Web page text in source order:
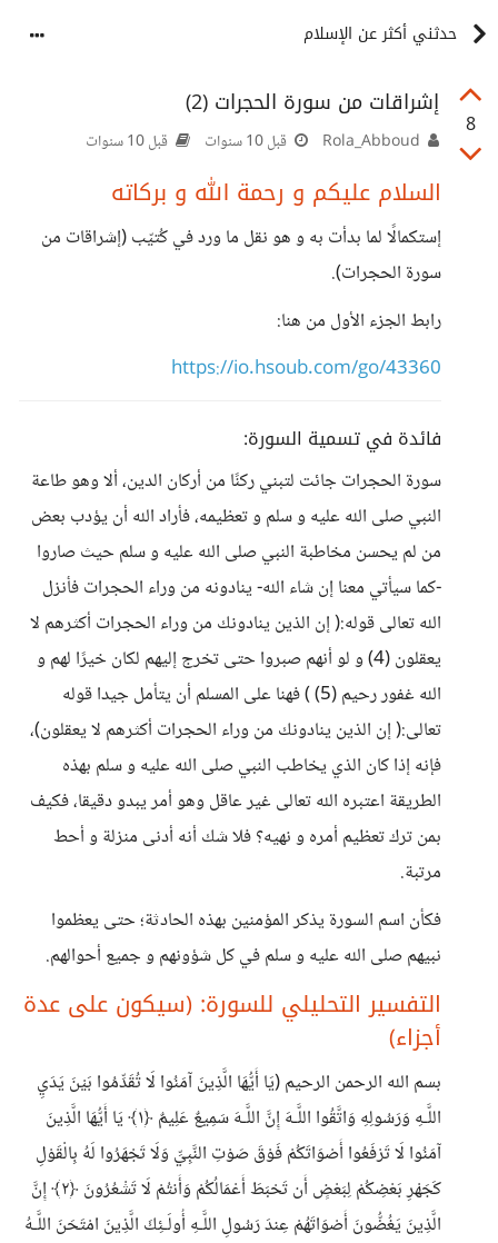
حدثني أكثر عن الإسلام
8
إشراقات من سورة الحجرات (2)
قبل 10 سنوات قبل 10 سنوات
السلام عليكم و رحمة الله و بركاته
إستكمالًا لما بدأت به و هو نقل ما ورد في كُتيّب (إشراقات من
سورة الحجرات).
رابط الجزء الأول من هنا:
https://io.hsoub.com/go/43360
فائدة في تسمية السورة:
سورة الحجرات جائت لتبني ركنًا من أركان الدين، ألا وهو طاعة
النبي صلى الله عليه و سلم و تعظيمه، فأراد الله أن يؤدب بعض
من لم يحسن مخاطبة النبي صلى الله عليه و سلم حيث صاروا
-كما سيأتي معنا إن شاء الله- ينادونه من وراء الحجرات فأنزل
الله تعالى قوله:( إن الذين ينادونك من وراء الحجرات أكثرهم لا
يعقلون (4) و لو أنهم صبروا حتى تخرج إليهم لكان خيرًا لهم و
الله غفور رحيم (5) ) فهنا على المسلم أن يتأمل جيدا قوله
تعالى:( إن الذين ينادونك من وراء الحجرات أكثرهم لا يعقلون)،
فإنه إذا كان الذي يخاطب النبي صلى الله عليه و سلم بهذه
الطريقة اعتبره الله تعالى غير عاقل وهو أمر يبدو دقيقا، فكيف
بمن ترك تعظيم أمره و نهيه؟ فلا شك أنه أدنى منزلة و أحط
مرتبة.
فكأن اسم السورة يذكر المؤمنين بهذه الحادثة؛ حتى يعظموا
نبيهم صلى الله عليه و سلم في كل شؤونهم و جميع أحوالهم.
التفسير التحليلي للسورة: (سيكون على عدة
أجزاء)
بسم الله الرحمن الرحيم (يَا أَيُّهَا الَّذِينَ آمَنُوا لَا تُقَدِّمُوا بَيْنَ يَدَيِ
اللَّـهِ وَرَسُولِهِ وَاتَّقُوا اللَّـهَ إِنَّ اللَّـهَ سَمِيعٌ عَلِيمٌ ﴿١﴾ يَا أَيُّهَا الَّذِينَ
آمَنُوا لَا تَرْفَعُوا أَصْوَاتَكُمْ فَوْقَ صَوْتِ النَّبِيِّ وَلَا تَجْهَرُوا لَهُ بِالْقَوْلِ
كَجَهْرِ بَعْضِكُمْ لِبَعْضٍ أَن تَحْبَطَ أَعْمَالُكُمْ وَأَنتُمْ لَا تَشْعُرُونَ ﴿٢﴾ إِنَّ
الَّذِينَ يَغُضُّونَ أَصْوَاتَهُمْ عِندَ رَسُولِ اللَّـهِ أُولَـئِكَ الَّذِينَ امْتَحَنَ اللَّـهُ